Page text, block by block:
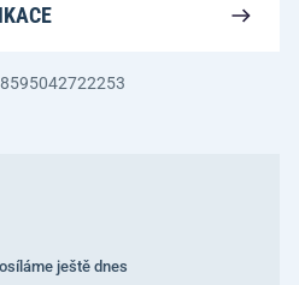
8595042722253
ještě dnes